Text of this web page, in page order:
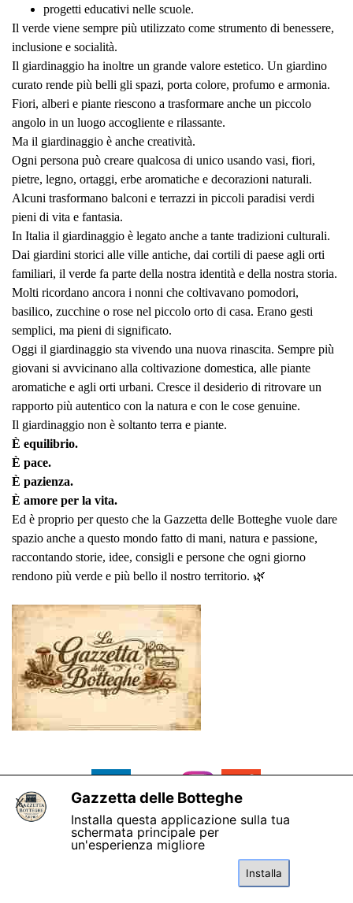
progetti educativi nelle scuole.
Il verde viene sempre più utilizzato come strumento di benessere,
inclusione e socialità.
Il giardinaggio ha inoltre un grande valore estetico. Un giardino
curato rende più belli gli spazi, porta colore, profumo e armonia.
Fiori, alberi e piante riescono a trasformare anche un piccolo
angolo in un luogo accogliente e rilassante.
Ma il giardinaggio è anche creatività.
Ogni persona può creare qualcosa di unico usando vasi, fiori,
pietre, legno, ortaggi, erbe aromatiche e decorazioni naturali.
Alcuni trasformano balconi e terrazzi in piccoli paradisi verdi
pieni di vita e fantasia.
In Italia il giardinaggio è legato anche a tante tradizioni culturali.
Dai giardini storici alle ville antiche, dai cortili di paese agli orti
familiari, il verde fa parte della nostra identità e della nostra storia.
Molti ricordano ancora i nonni che coltivavano pomodori,
basilico, zucchine o rose nel piccolo orto di casa. Erano gesti
semplici, ma pieni di significato.
Oggi il giardinaggio sta vivendo una nuova rinascita. Sempre più
giovani si avvicinano alla coltivazione domestica, alle piante
aromatiche e agli orti urbani. Cresce il desiderio di ritrovare un
rapporto più autentico con la natura e con le cose genuine.
Il giardinaggio non è soltanto terra e piante.
È equilibrio.
È pace.
È pazienza.
È amore per la vita.
Ed è proprio per questo che la Gazzetta delle Botteghe vuole dare
spazio anche a questo mondo fatto di mani, natura e passione,
raccontando storie, idee, consigli e persone che ogni giorno
rendono più verde e più bello il nostro territorio. 🌿
Gazzetta delle Botteghe
Installa questa applicazione sulla tua
schermata principale per
un'esperienza migliore
Installa
X